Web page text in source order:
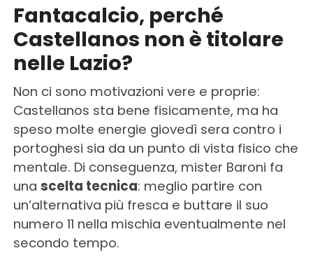
Fantacalcio, perché
Castellanos non è titolare
nelle Lazio?
Non ci sono motivazioni vere e proprie:
Castellanos sta bene fisicamente, ma ha
speso molte energie giovedì sera contro i
portoghesi sia da un punto di vista fisico che
mentale. Di conseguenza, mister Baroni fa
una scelta tecnica: meglio partire con
un’alternativa più fresca e buttare il suo
numero 11 nella mischia eventualmente nel
secondo tempo.